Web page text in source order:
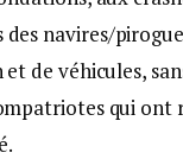
navires/
de véhicules,
qui ont